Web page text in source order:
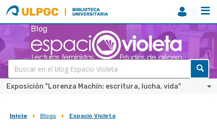
ULPGC
Biblioteca
ULPGC
Blog
Exposición "Lorenza Machín: escritura, lucha, vida"
Sobrescribir
Inicio Blogs Espacio Violeta